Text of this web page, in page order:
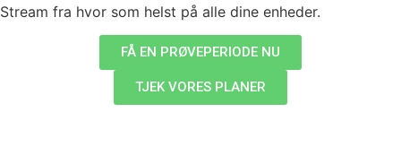
Stream fra hvor som helst på alle dine enheder.
FÅ EN PRØVEPERIODE NU
TJEK VORES PLANER